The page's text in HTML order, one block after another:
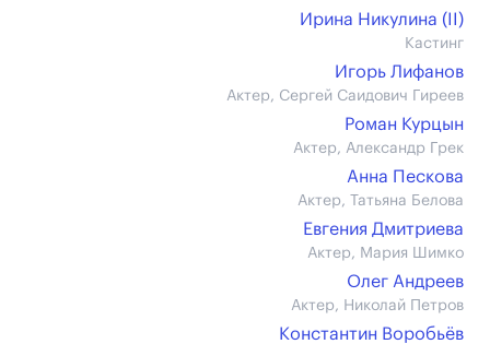
Ирина Никулина (II)
Кастинг
Игорь Лифанов
Актер, Сергей Саидович Гиреев
Роман Курцын
Актер, Александр Грек
Анна Пескова
Актер, Татьяна Белова
Евгения Дмитриева
Актер, Мария Шимко
Олег Андреев
Актер, Николай Петров
Константин Воробьёв